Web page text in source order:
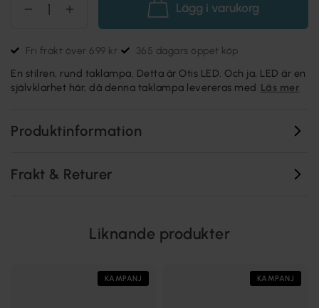
Lägg i varukorg
Fri frakt över 699 kr 365 dagars öppet köp
En stilren, rund taklampa. Detta är Otis LED. Och ja, LED är en
självklarhet här, då denna taklampa levereras med Läs mer
Produktinformation
Frakt & Returer
Liknande produkter
KAMPANJ KAMPANJ